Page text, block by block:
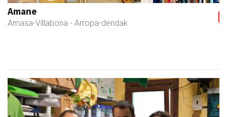
Eizmendi ile-apaindegia
Amasa-Villabona - Ile-apaindegiak